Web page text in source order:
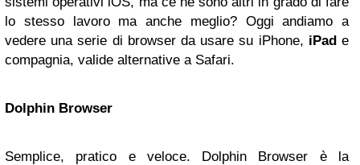
lo stesso lavoro ma anche meglio? Oggi andiamo a
vedere una serie di browser da usare su iPhone, iPade
compagnia, valide alternative a Safari.
Dolphin Browser
Semplice, pratico e veloce. Dolphin Browser è la